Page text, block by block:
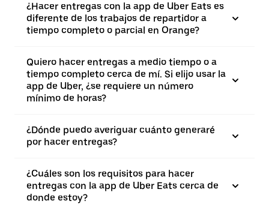
¿Hacer entregas con la app de Uber Eats es
diferente de los trabajos de repartidor a
tiempo completo o parcial en Orange?
Quiero hacer entregas a medio tiempo o a
tiempo completo cerca de mí. Si elijo usar la
app de Uber, ¿se requiere un número
mínimo de horas?
¿Dónde puedo averiguar cuánto generaré
por hacer entregas?
¿Cuáles son los requisitos para hacer
entregas con la app de Uber Eats cerca de
donde estoy?